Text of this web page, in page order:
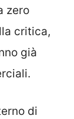
zero
critica,
già
di